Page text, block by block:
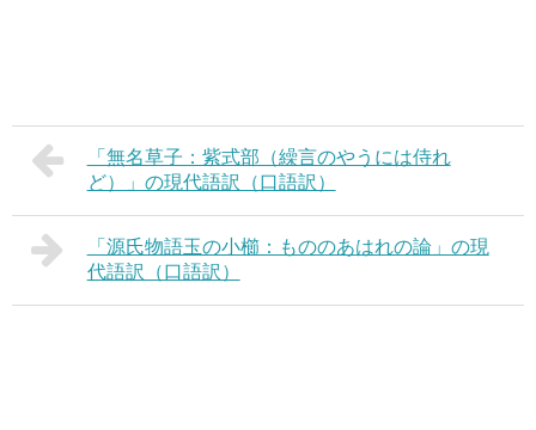
「無名草子：紫式部（繰言のやうには侍れ
ど）」の現代語訳（口語訳）
「源氏物語玉の小櫛：もののあはれの論」の現
代語訳（口語訳）